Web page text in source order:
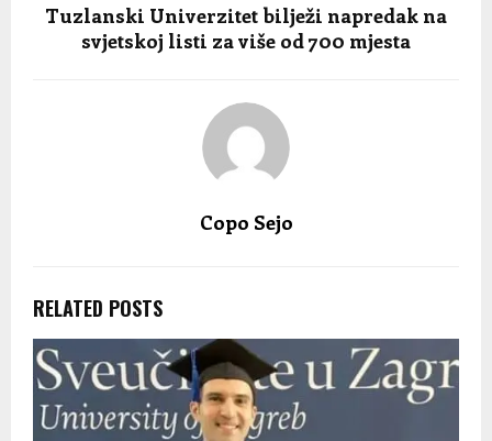
Tuzlanski Univerzitet bilježi napredak na
svjetskoj listi za više od 700 mjesta
Copo Sejo
RELATED POSTS